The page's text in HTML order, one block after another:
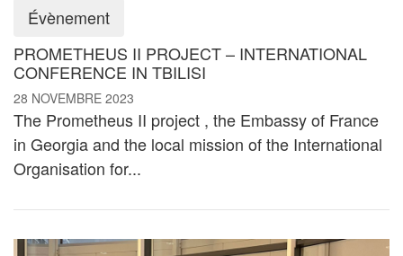
Évènement
PROMETHEUS II PROJECT – INTERNATIONAL
CONFERENCE IN TBILISI
28 NOVEMBRE 2023
The Prometheus II project , the Embassy of France
in Georgia and the local mission of the International
Organisation for...